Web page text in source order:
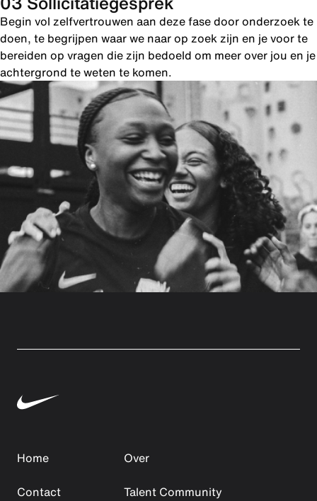
Begin vol zelfvertrouwen aan deze fase door onderzoek te
doen, te begrijpen waar we naar op zoek zijn en je voor te
bereiden op vragen die zijn bedoeld om meer over jou en je
achtergrond te weten te komen.
Home
Over
Contact
Talent Community